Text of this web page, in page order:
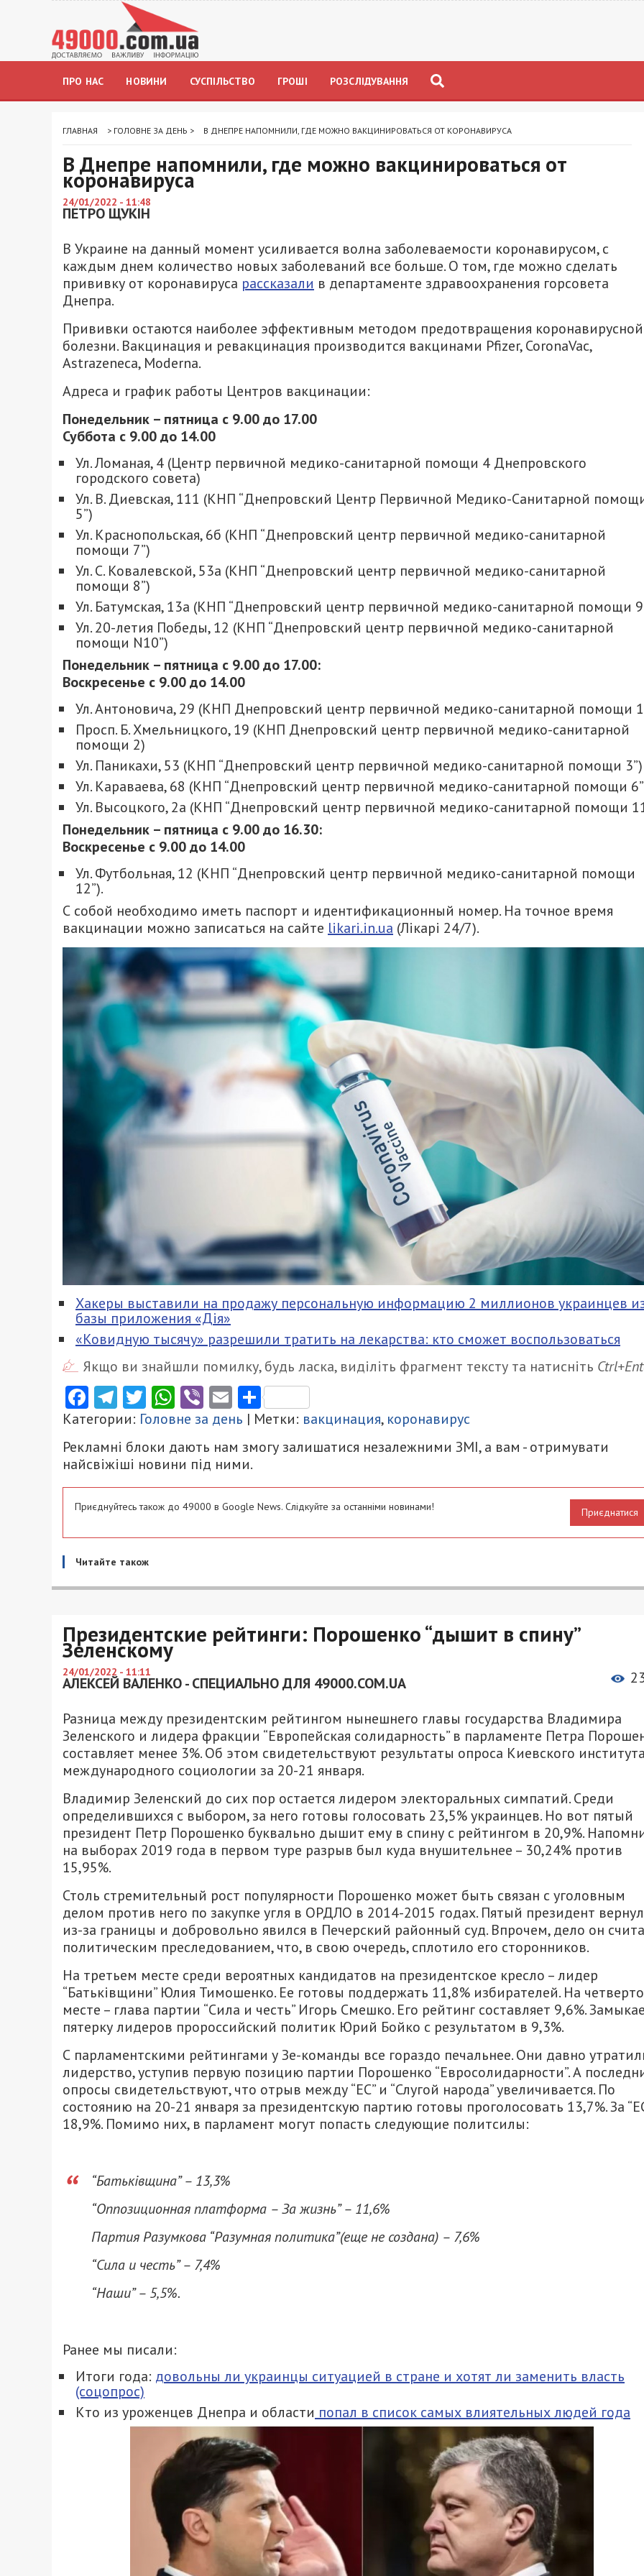
ПРО НАС НОВИНИ СУСПІЛЬСТВО ГРОШІ РОЗСЛІДУВАННЯ
ГЛАВНАЯ > ГОЛОВНЕ ЗА ДЕНЬ > В ДНЕПРЕ НАПОМНИЛИ, ГДЕ МОЖНО ВАКЦИНИРОВАТЬСЯ ОТ КОРОНАВИРУСА
В Днепре напомнили, где можно вакцинироваться от
коронавируса
24/01/2022 - 11:48
ПЕТРО ЩУКІН
В Украине на данный момент усиливается волна заболеваемости коронавирусом, с
каждым днем количество новых заболеваний все больше. О том, где можно сделать
прививку от коронавируса рассказали в департаменте здравоохранения горсовета
Днепра.
Прививки остаются наиболее эффективным методом предотвращения коронавирусной
болезни. Вакцинация и ревакцинация производится вакцинами Pfizer, CoronaVac,
Astrazeneca, Moderna.
Адреса и график работы Центров вакцинации:
Понедельник – пятница с 9.00 до 17.00
Суббота с 9.00 до 14.00
Ул. Ломаная, 4 (Центр первичной медико-санитарной помощи 4 Днепровского
городского совета)
Ул. В. Диевская, 111 (КНП “Днепровский Центр Первичной Медико-Санитарной
5”)
Ул. Краснопольская, 6б (КНП “Днепровский центр первичной медико-санитарной
помощи 7”)
Ул. С. Ковалевской, 53а (КНП “Днепровский центр первичной медико-санитарной
помощи 8”)
Ул. Батумская, 13а (КНП “Днепровский центр первичной медико-санитарной помощи
Ул. 20-летия Победы, 12 (КНП “Днепровский центр первичной медико-санитарной
помощи N10”)
Понедельник – пятница с 9.00 до 17.00:
Воскресенье с 9.00 до 14.00
Ул. Антоновича, 29 (КНП Днепровский центр первичной медико-санитарной помощи
Просп. Б. Хмельницкого, 19 (КНП Днепровский центр первичной медико-санитарной
помощи 2)
Ул. Паникахи, 53 (КНП “Днепровский центр первичной медико-санитарной помощи 3”)
Ул. Караваева, 68 (КНП “Днепровский центр первичной медико-санитарной помощи 6”
Ул. Высоцкого, 2а (КНП “Днепровский центр первичной медико-санитарной помощи
Понедельник – пятница с 9.00 до 16.30:
Воскресенье с 9.00 до 14.00
Ул. Футбольная, 12 (КНП “Днепровский центр первичной медико-санитарной помощи
12”).
С собой необходимо иметь паспорт и идентификационный номер. На точное время
вакцинации можно записаться на сайте likari.in.ua (Лікарі 24/7).
Хакеры выставили на продажу персональную информацию 2 миллионов украинцев
базы приложения «Дія»
«Ковидную тысячу» разрешили тратить на лекарства: кто сможет воспользоваться
Якщо ви знайшли помилку, будь ласка, виділіть фрагмент тексту та натисніть
Facebook
Telegram
Twitter
WhatsApp
ViberEmailПоділитися
Категории: Головне за день | Метки: вакцинация, коронавирус
Рекламні блоки дають нам змогу залишатися незалежними ЗМІ, а вам - отримувати
найсвіжіші новини під ними.
Приєднуйтесь також до 49000 в Google News. Слідкуйте за останніми новинами! Приєднатися
Читайте також
Президентские рейтинги: Порошенко “дышит в спину”
Зеленскому
24/01/2022 - 11:11
АЛЕКСЕЙ ВАЛЕНКО - СПЕЦИАЛЬНО ДЛЯ 49000.COM.UA
Разница между президентским рейтингом нынешнего главы государства Владимира
Зеленского и лидера фракции “Европейская солидарность” в парламенте Петра
составляет менее 3%. Об этом свидетельствуют результаты опроса Киевского института
международного социологии за 20-21 января.
Владимир Зеленский до сих пор остается лидером электоральных симпатий. Среди
определившихся с выбором, за него готовы голосовать 23,5% украинцев. Но вот пятый
президент Петр Порошенко буквально дышит ему в спину с рейтингом в 20,9%.
на выборах 2019 года в первом туре разрыв был куда внушительнее – 30,24% против
15,95%.
Столь стремительный рост популярности Порошенко может быть связан с уголовным
делом против него по закупке угля в ОРДЛО в 2014-2015 годах. Пятый президент
из-за границы и добровольно явился в Печерский районный суд. Впрочем, дело он
политическим преследованием, что, в свою очередь, сплотило его сторонников.
На третьем месте среди вероятных кандидатов на президентское кресло – лидер
“Батьківщини” Юлия Тимошенко. Ее готовы поддержать 11,8% избирателей. На
месте – глава партии “Сила и честь” Игорь Смешко. Его рейтинг составляет 9,6%.
пятерку лидеров пророссийский политик Юрий Бойко с результатом в 9,3%.
С парламентскими рейтингами у Зе-команды все гораздо печальнее. Они давно
лидерство, уступив первую позицию партии Порошенко “Евросолидарности”. А
опросы свидетельствуют, что отрыв между “ЕС” и “Слугой народа” увеличивается. По
состоянию на 20-21 января за президентскую партию готовы проголосовать 13,7%. За
18,9%. Помимо них, в парламент могут попасть следующие политсилы:
“Батьківщина” – 13,3%
“Оппозиционная платформа – За жизнь” – 11,6%
Партия Разумкова “Разумная политика”(еще не создана) – 7,6%
“Сила и честь” – 7,4%
“Наши” – 5,5%.
Ранее мы писали:
Итоги года: довольны ли украинцы ситуацией в стране и хотят ли заменить власть
(соцопрос)
Кто из уроженцев Днепра и области попал в список самых влиятельных людей года